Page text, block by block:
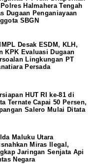
Polres Halmahera Tengah
Dugaan Penganiayaan
SBGN
Desak ESDM, KLH,
KPK Evaluasi Dugaan
Lingkungan PT
Persada
HUT RI ke-81 di
Ternate Capai 50 Persen,
Salero Mulai Ditata
Maluku Utara
Miras Ilegal,
Jaringan Senjata Api
Negara